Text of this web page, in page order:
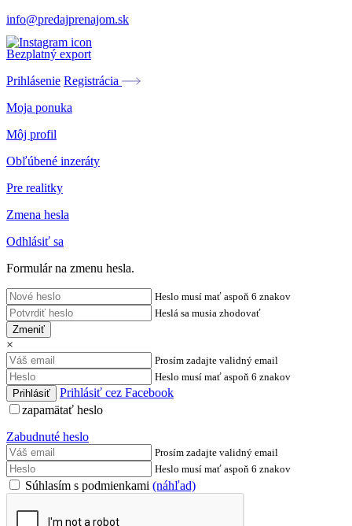
info@predajprenajom.sk
Bezplatný export
Prihlásenie Registrácia
Moja ponuka
Môj profil
Obľúbené inzeráty
Pre realitky
Zmena hesla
Odhlásiť sa
Formulár na zmenu hesla.
Heslo musí mať aspoň 6 znakov
Heslá sa musia zhodovať
Zmeniť
×
Prosím zadajte validný email
Heslo musí mať aspoň 6 znakov
Prihlásiť cez Facebook
zapamätať heslo
Zabudnuté heslo
Prosím zadajte validný email
Heslo musí mať aspoň 6 znakov
Súhlasím s podmienkami (náhľad)